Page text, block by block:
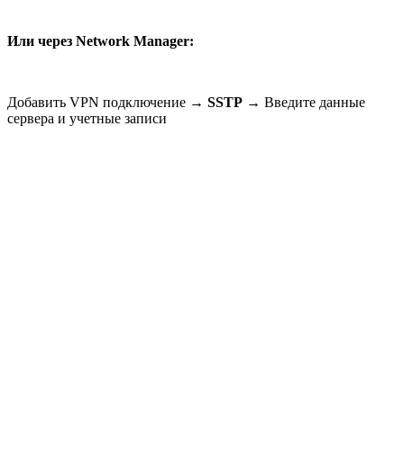
Или через Network Manager:
Добавить VPN подключение → SSTP → Введите данные
сервера и учетные записи